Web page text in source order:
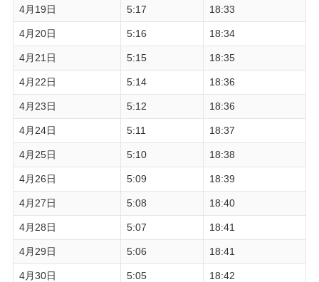
4月19日 5:17 18:33
4月20日 5:16 18:34
4月21日 5:15 18:35
4月22日 5:14 18:36
4月23日 5:12 18:36
4月24日 5:11 18:37
4月25日 5:10 18:38
4月26日 5:09 18:39
4月27日 5:08 18:40
4月28日 5:07 18:41
4月29日 5:06 18:41
4月30日 5:05 18:42